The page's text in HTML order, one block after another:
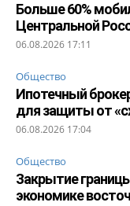
Больше 60%
Центральной
06.08.2026 17:11
Общество
Ипотечный
для защиты от
06.08.2026 17:04
Общество
Закрытие
экономике